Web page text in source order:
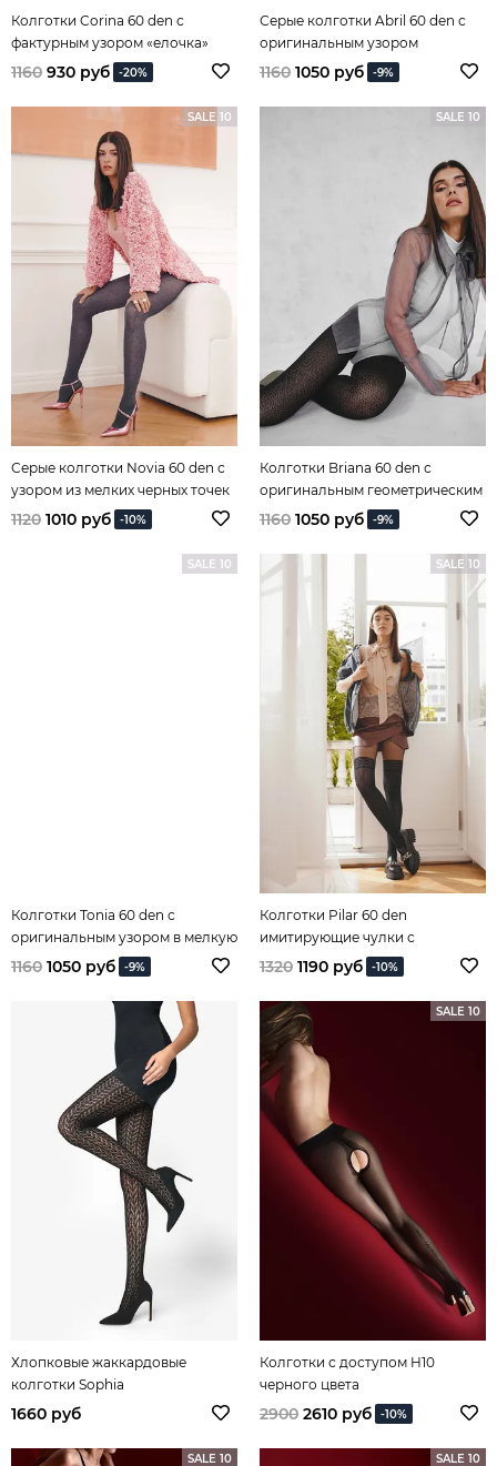
Колготки Corina 60 den с
фактурным узором «елочка»
1160 930 руб -20%
Серые колготки Abril 60 den с
оригинальным узором
1160 1050 руб -9%
SALE 10
Серые колготки Novia 60 den с
узором из мелких черных точек
1120 1010 руб -10%
SALE 10
Колготки Briana 60 den с
оригинальным геометрическим
узором
1160 1050 руб -9%
SALE 10
Колготки Tonia 60 den с
оригинальным узором в мелкую
клетку
1160 1050 руб -9%
SALE 10
Колготки Pilar 60 den
имитирующие чулки с
зигзагами
1320 1190 руб -10%
Хлопковые жаккардовые
колготки Sophia
1660 руб
SALE 10
Колготки с доступом H10
черного цвета
2900 2610 руб -10%
SALE 10 SALE 10